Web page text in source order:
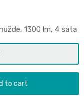
1300 lm, 4 sata
to cart